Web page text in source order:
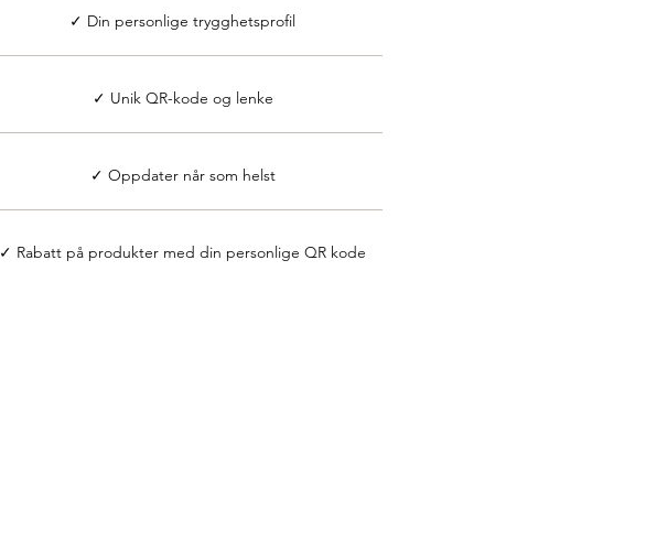
✓ Din personlige trygghetsprofil
✓ Unik QR-kode og lenke
✓ Oppdater når som helst
✓ Rabatt på produkter med din personlige QR kode